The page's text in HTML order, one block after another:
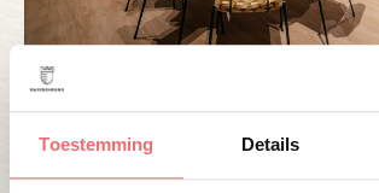
Toestemming Details
In Union House vindt uw training